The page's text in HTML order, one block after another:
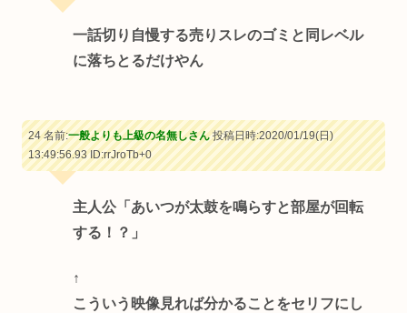
一話切り自慢する売りスレのゴミと同レベル
に落ちとるだけやん
24 名前:一般よりも上級の名無しさん投稿日時:2020/01/19(日)
13:49:56.93ID:rrJroTb+0
主人公「あいつが太鼓を鳴らすと部屋が回転
する！？」
↑
こういう映像見れば分かることをセリフにし